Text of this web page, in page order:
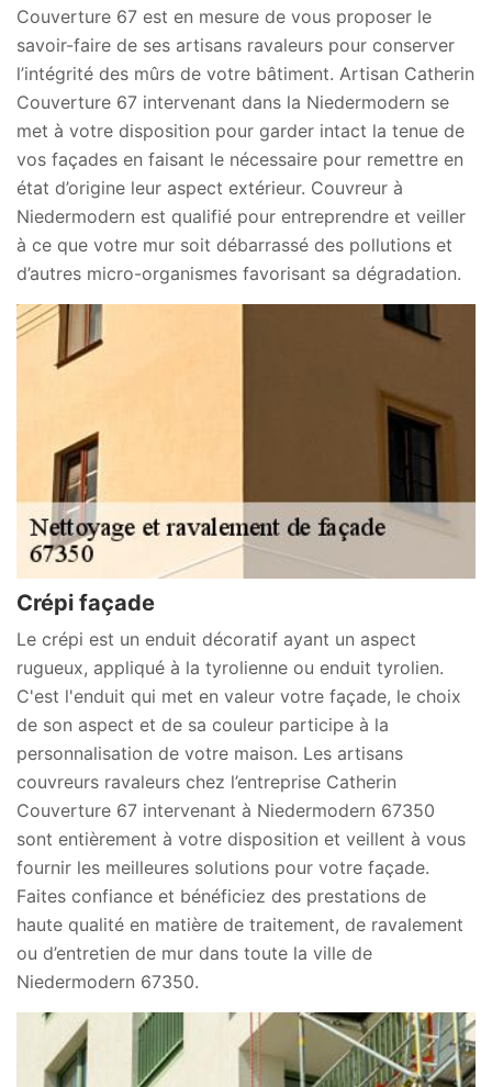
Couverture 67 est en mesure de vous proposer le
savoir-faire de ses artisans ravaleurs pour conserver
l’intégrité des mûrs de votre bâtiment. Artisan Catherin
Couverture 67 intervenant dans la Niedermodern se
met à votre disposition pour garder intact la tenue de
vos façades en faisant le nécessaire pour remettre en
état d’origine leur aspect extérieur. Couvreur à
Niedermodern est qualifié pour entreprendre et veiller
à ce que votre mur soit débarrassé des pollutions et
d’autres micro-organismes favorisant sa dégradation.
Crépi façade
Le crépi est un enduit décoratif ayant un aspect
rugueux, appliqué à la tyrolienne ou enduit tyrolien.
C'est l'enduit qui met en valeur votre façade, le choix
de son aspect et de sa couleur participe à la
personnalisation de votre maison. Les artisans
couvreurs ravaleurs chez l’entreprise Catherin
Couverture 67 intervenant à Niedermodern 67350
sont entièrement à votre disposition et veillent à vous
fournir les meilleures solutions pour votre façade.
Faites confiance et bénéficiez des prestations de
haute qualité en matière de traitement, de ravalement
ou d’entretien de mur dans toute la ville de
Niedermodern 67350.